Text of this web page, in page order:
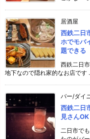
居酒屋
西鉄二日
ホでモバ
題できる
西鉄二日
地下なので隠れ家的なお店です
バー/ダイ
西鉄二日
見さん
二日市で